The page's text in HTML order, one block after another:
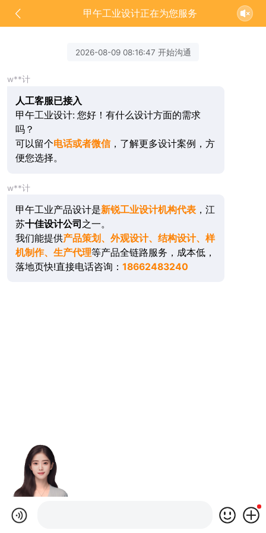
甲午工业设计正在为您服务
2026-08-09 08:16:47 开始沟通
w**计
人工客服已接入
甲午工业设计: 您好！有什么设计方面的需求
吗？
可以留个电话或者微信，了解更多设计案例，方
便您选择。
w**计
甲午工业产品设计是新锐工业设计机构代表，江
苏十佳设计公司 之一。
我们能提供产品策划、外观设计、结构设计、样
机制作、生产代理等产品全链路服务，成本低，
落地页快!直接电话咨询： 18662483240